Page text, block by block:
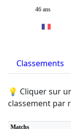
46 ans
Classements
💡 Cliquer sur
classement par
Matchs2023